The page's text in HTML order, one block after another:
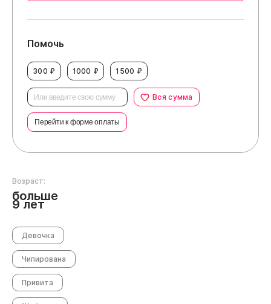
Помочь
300 ₽ 1000 ₽ 1500 ₽
Вся сумма
Перейти к форме оплаты
Возраст:
больше
9 лет
Девочка
Чипирована
Привита